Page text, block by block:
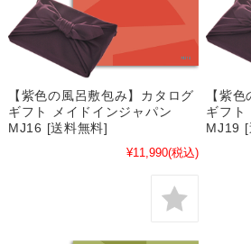
【紫色の風呂敷包み】カタログ
ギフト メイドインジャパン
MJ16 [送料無料]
¥11,990(税込)
【紫
ギフト
MJ19 [